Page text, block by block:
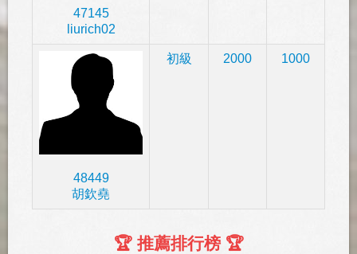
47145
liurich02
48449
胡欽堯
初級 2000 1000
🏆 推薦排行榜 🏆